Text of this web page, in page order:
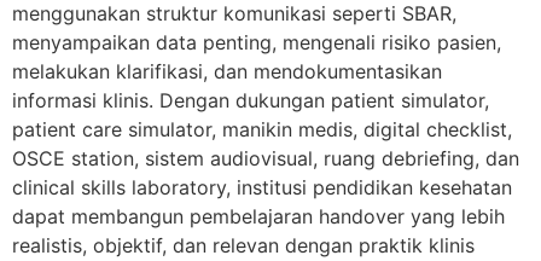
menggunakan struktur komunikasi seperti SBAR,
menyampaikan data penting, mengenali risiko pasien,
melakukan klarifikasi, dan mendokumentasikan
informasi klinis. Dengan dukungan patient simulator,
patient care simulator, manikin medis, digital checklist,
OSCE station, sistem audiovisual, ruang debriefing, dan
clinical skills laboratory, institusi pendidikan kesehatan
dapat membangun pembelajaran handover yang lebih
realistis, objektif, dan relevan dengan praktik klinis